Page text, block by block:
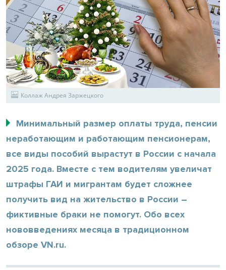
Коллаж Андрея Заржецкого
Минимальный размер оплаты труда, пенсии
неработающим и работающим пенсионерам,
все виды пособий вырастут в России с начала
2025 года. Вместе с тем водителям увеличат
штрафы ГАИ и мигрантам будет сложнее
получить вид на жительство в России –
фиктивные браки не помогут. Обо всех
нововведениях месяца в традиционном
обзоре VN.ru.